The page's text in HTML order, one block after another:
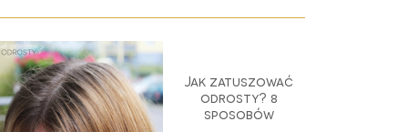
Jak zatuszować
odrosty? 8
sposobów